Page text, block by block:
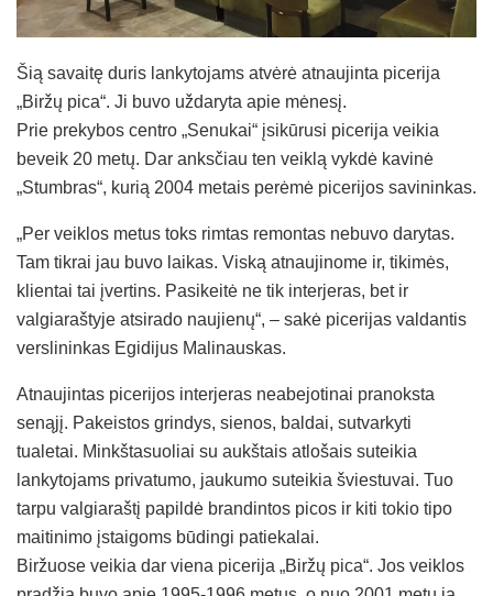
Šią savaitę duris lankytojams atvėrė atnaujinta picerija
„Biržų pica“. Ji buvo uždaryta apie mėnesį.
Prie prekybos centro „Senukai“ įsikūrusi picerija veikia
beveik 20 metų. Dar anksčiau ten veiklą vykdė kavinė
„Stumbras“, kurią 2004 metais perėmė picerijos savininkas.
„Per veiklos metus toks rimtas remontas nebuvo darytas.
Tam tikrai jau buvo laikas. Viską atnaujinome ir, tikimės,
klientai tai įvertins. Pasikeitė ne tik interjeras, bet ir
valgiaraštyje atsirado naujienų“, – sakė picerijas valdantis
verslininkas Egidijus Malinauskas.
Atnaujintas picerijos interjeras neabejotinai pranoksta
senąjį. Pakeistos grindys, sienos, baldai, sutvarkyti
tualetai. Minkštasuoliai su aukštais atlošais suteikia
lankytojams privatumo, jaukumo suteikia šviestuvai. Tuo
tarpu valgiaraštį papildė brandintos picos ir kiti tokio tipo
maitinimo įstaigoms būdingi patiekalai.
Biržuose veikia dar viena picerija „Biržų pica“. Jos veiklos